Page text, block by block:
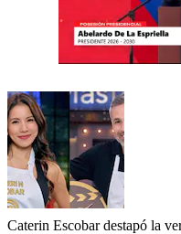
Caterin Escobar destapó la